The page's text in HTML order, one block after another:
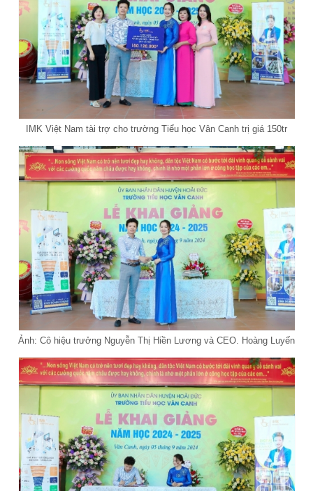
IMK Việt Nam tài trợ cho trường Tiểu học Vân Canh trị giá 150tr
Ảnh: Cô hiệu trưởng Nguyễn Thị Hiền Lương và CEO. Hoàng Luyến